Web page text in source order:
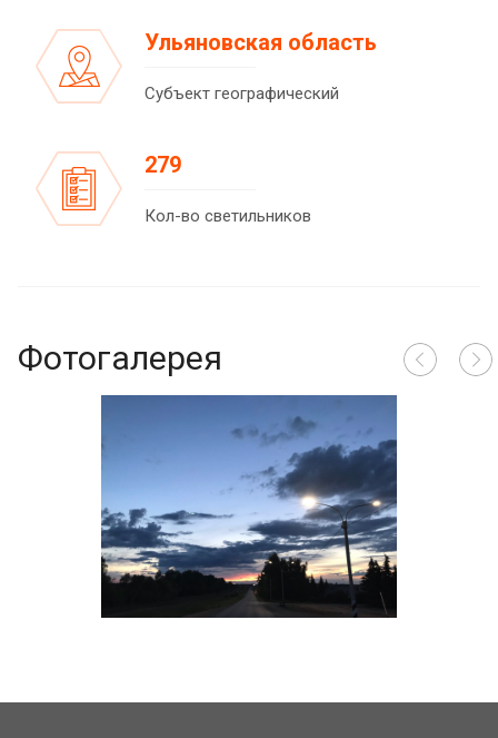
Ульяновская область
Субъект географический
279
Кол-во светильников
Фотогалерея